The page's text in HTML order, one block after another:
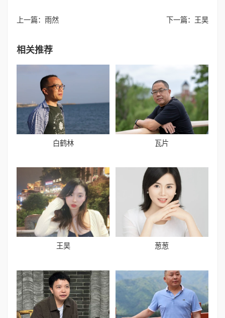
上一篇： 雨然 下一篇： 王昊
相关推荐
白鹤林 瓦片
王昊 葱葱